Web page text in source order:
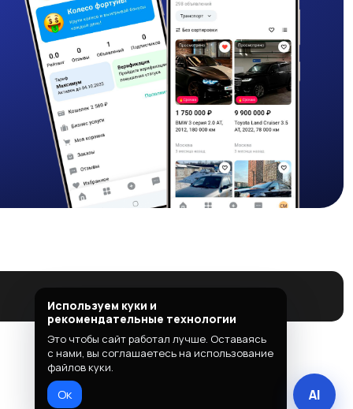
Используем куки и
рекомендательные технологии
Это чтобы сайт работал лучше. Оставаясь
с нами, вы соглашаетесь на использование
файлов куки.
Ок AI